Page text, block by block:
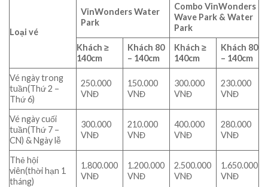
Loại vé
VinWonders Water
Park
Combo VinWonders
Wave Park & Water
Park
Khách ≥
140cm
Khách 80
– 140cm
Khách ≥
140cm
Khách 80
– 140cm
Vé ngày trong
tuần(Thứ 2 –
Thứ 6)
250.000
VNĐ
150.000
VNĐ
300.000
VNĐ
230.000
VNĐ
Vé ngày cuối
tuần(Thứ 7 –
CN) & Ngày lễ
300.000
VNĐ
210.000
VNĐ
400.000
VNĐ
280.000
VNĐ
Thẻ hội
viên(thời hạn 1
tháng)
1.800.000
VNĐ
1.200.000
VNĐ
2.500.000
VNĐ
1.650.000
VNĐ